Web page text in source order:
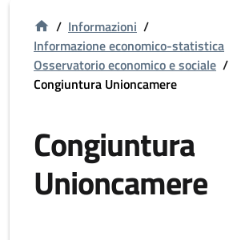
/ Informazioni /
Informazione economico-statistica
Osservatorio economico e sociale /
Congiuntura Unioncamere
Congiuntura
Unioncamere